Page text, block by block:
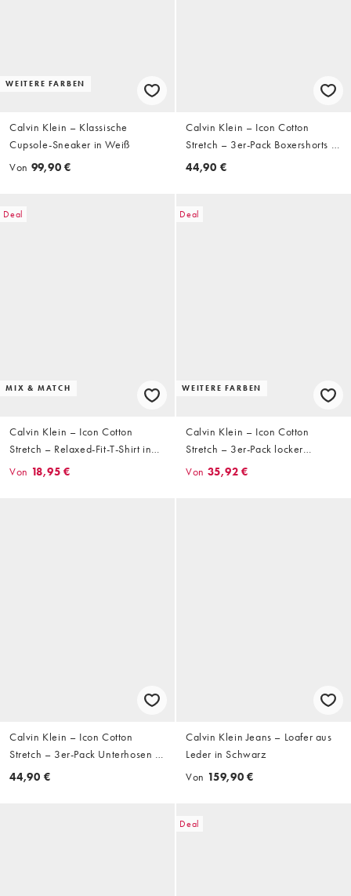
WEITERE FARBEN
Calvin Klein – Klassische
Cupsole-Sneaker in Weiß
Von 99,90 €
Calvin Klein – Icon Cotton
Stretch – 3er-Pack Boxershorts in
Schwarz mit Bund in
44,90 €
Deal
MIX & MATCH
Calvin Klein – Icon Cotton
Stretch – Relaxed-Fit-T-Shirt in
Schwarz
Von 18,95 €
Deal
WEITERE FARBEN
Calvin Klein – Icon Cotton
Stretch – 3er-Pack locker
geschnittene Unterhosen aus
Von 35,92 €
Calvin Klein – Icon Cotton
Stretch – 3er-Pack Unterhosen in
Triple-Schwarz
44,90 €
Calvin Klein Jeans – Loafer aus
Leder in Schwarz
Von 159,90 €
Deal